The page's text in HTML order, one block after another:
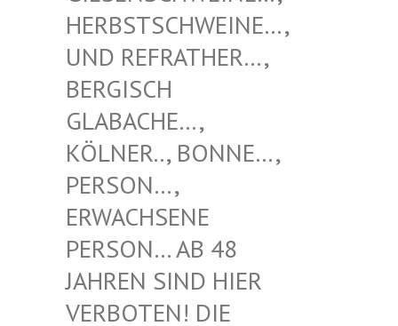
CHWEINE…, UND REF
RATHER…, BERGISC
H GLABACH
E…, KÖLNER.
., BONNE…, PERSON…
, ERWACHS
ENE PERSON…
AB 48 JAHREN
SIND HIER VERBOTE
N! DIE ILLEGAL